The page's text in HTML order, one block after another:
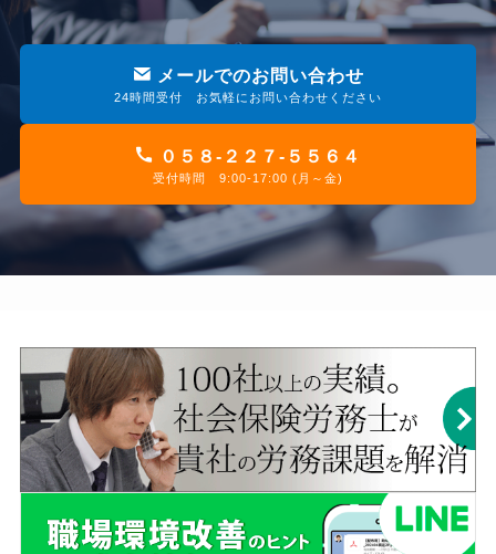
メールでのお問い合わせ
24時間受付 お気軽にお問い合わせください
０５８-２２７-５５６４
受付時間 9:00-17:00 (月～金)